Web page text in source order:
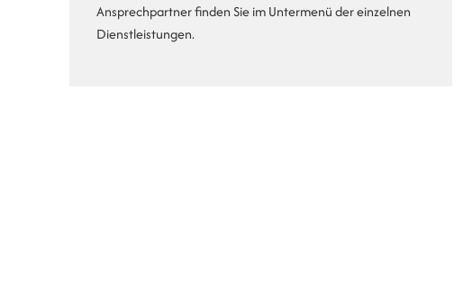
Ansprechpartner finden Sie im Untermenü der einzelnen
Dienstleistungen.